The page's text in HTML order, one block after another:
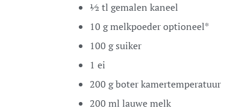
½ tl gemalen kaneel
10 gmelkpoederoptioneel*
100 gsuiker
1 ei
200 gboterkamertemperatuur
200 ml lauwe melk